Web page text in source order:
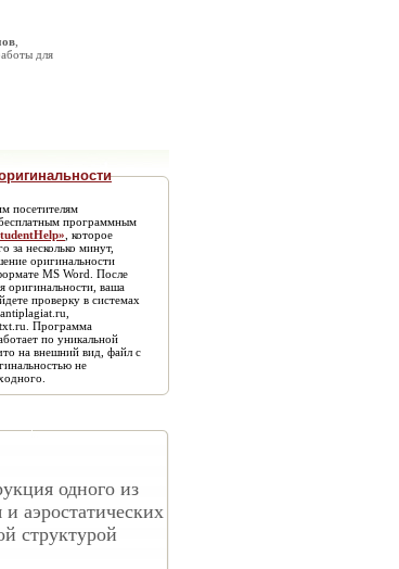
для
посетителям
бесплатным программным
, которое
за несколько минут,
оригинальности
MS Word. После
оригинальности, ваша
проверку в системах
Программа
по уникальной
на внешний вид, файл с
не
одного из
аэростатических
структурой